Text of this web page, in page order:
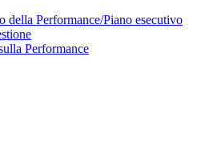
della Performance/Piano esecutivo
Performance